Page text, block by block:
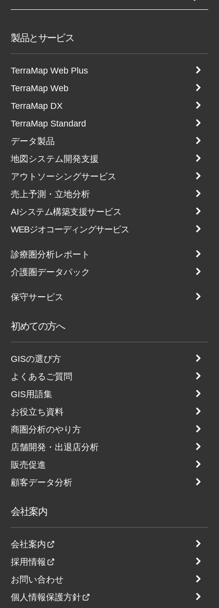
製品とサービス
TerraMap Web Plus
TerraMap Web
TerraMap DX
TerraMap Standard
データ製品
地図システム開発支援
アウトソーシングサービス
売上予測・立地分析
AIシステム構築支援サービス
WEBジオコーディングサービス
診療圏分析レポート
介護圏データパック
保守サービス
初めての方へ
GISの選び方
よくあるご質問
GIS用語集
お役立ち資料
商圏分析のやり方
店舗開発・出退店分析
販売促進
顧客データ分析
会社案内
会社案内
採用情報
お問い合わせ
個人情報保護方針